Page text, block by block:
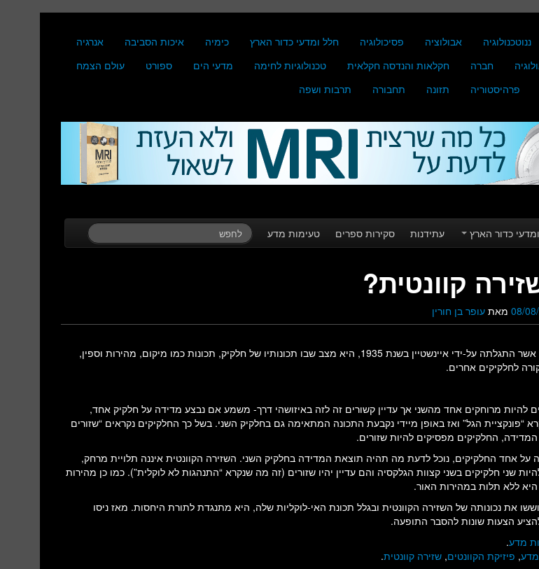
ננוטכנולוגיה אבולוציה פסיכולוגיה חלל ומדעי כדור הארץ כימיה איכות הסביבה
אנרגיה
חברה חקלאות והנדסה חקלאית טכנולוגיות לחימה מדעי הים ספורט
עולם הצמח
פרהיסטוריה תזונה תחבורה תרבות ושפה
כדור הארץ עתידנות סקירות ספרים טעימות מדע
קוונטית?
08/ מאת עופר בן חורין
שזירה קוונטית, אשר התגלתה על-ידי איינשטיין בשנת 1935, היא מצב שבו תכונותיו של חלקיק, תכונות כמו מיקום, מהירות וספין,
לחלקיקים אחרים.
להיות מרוחקים אחד מהשני אך עדיין קשורים זה לזה באיזושהי דרך- משמע אם נבצע מדידה על חלקיק אחד,
“פונקציית הגל” ואז באופן מיידי נקבעת התכונה המתאימה גם בחלקיק השני. בשל כך החלקיקים נקראים “שזורים
החלקיקים מפסיקים להיות שזורים.
על אחד החלקיקים, נוכל לדעת מה תהיה תוצאת המדידה בחלקיק השני. השזירה הקוונטית איננה תלויית מרחק,
שני חלקיקים בשני קצוות הגלקסיה והם עדיין יהיו שזורים (זה מה שנקרא “התנהגות לא לוקלית”). כמו כן מהירות
ללא תלות במהירות האור.
את נכונותה של השזירה הקוונטית ובגלל תכונת האי-לוקליות שלה, היא מתנגדת לתורת היחסות. מאז ניסו
הצעות שונות להסבר התופעה.
מדע.
, פיזיקת הקוונטים, שזירה קוונטית.